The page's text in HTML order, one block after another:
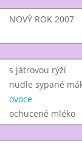
NOVÝ ROK 2007
s játrovou rýží
nudle sypané
ovoce
ochucené mléko